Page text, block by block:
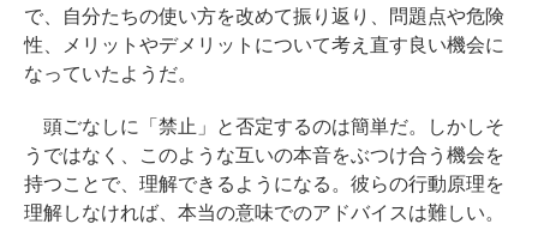
で、自分たちの使い方を改めて振り返り、問題点や危険
性、メリットやデメリットについて考え直す良い機会に
なっていたようだ。
頭ごなしに「禁止」と否定するのは簡単だ。しかしそ
うではなく、このような互いの本音をぶつけ合う機会を
持つことで、理解できるようになる。彼らの行動原理を
理解しなければ、本当の意味でのアドバイスは難しい。